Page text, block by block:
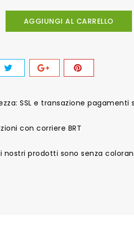
AGGIUNGI AL CARRELLO
SSL e transazione
con corriere BRT
nostri prodotti sono senza